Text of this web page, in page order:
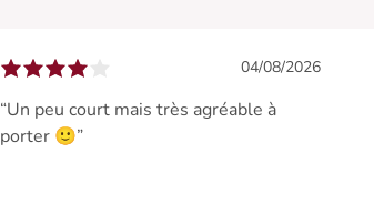
04/08/2026
“Un peu court mais très agréable à
porter 🙂”